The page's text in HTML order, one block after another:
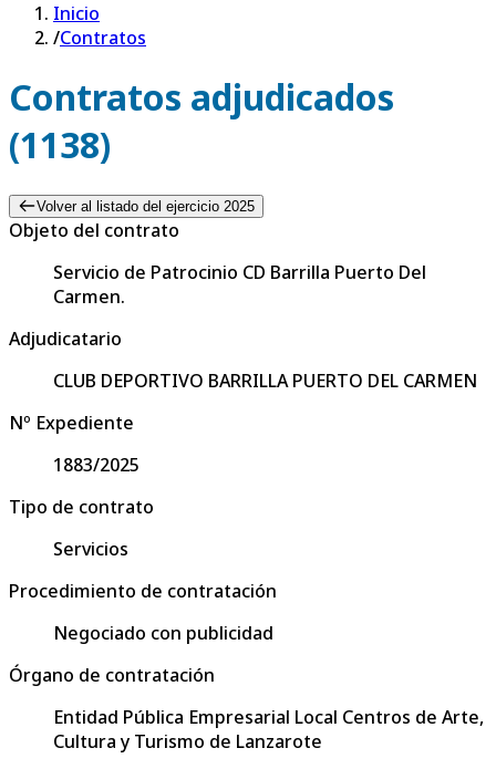
Inicio
/Contratos
Contratos adjudicados
(1138)
Volver al listado del ejercicio 2025
Objeto del contrato
Servicio de Patrocinio CD Barrilla Puerto Del
Carmen.
Adjudicatario
CLUB DEPORTIVO BARRILLA PUERTO DEL CARMEN
Nº Expediente
1883/2025
Tipo de contrato
Servicios
Procedimiento de contratación
Negociado con publicidad
Órgano de contratación
Entidad Pública Empresarial Local Centros de Arte,
Cultura y Turismo de Lanzarote